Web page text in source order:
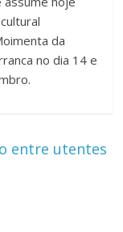
da
no dia 14 e
entre utentes